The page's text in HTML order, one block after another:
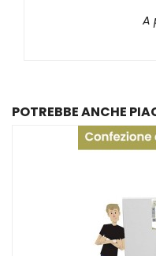
A
POTREBBE ANCHE